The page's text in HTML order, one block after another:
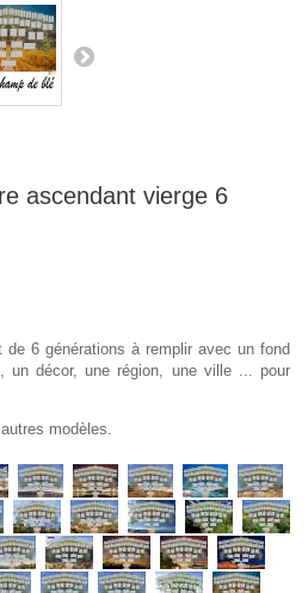
ascendant vierge 6
de 6 générations à remplir avec un fond
un décor, une région, une ville ... pour
modèles.